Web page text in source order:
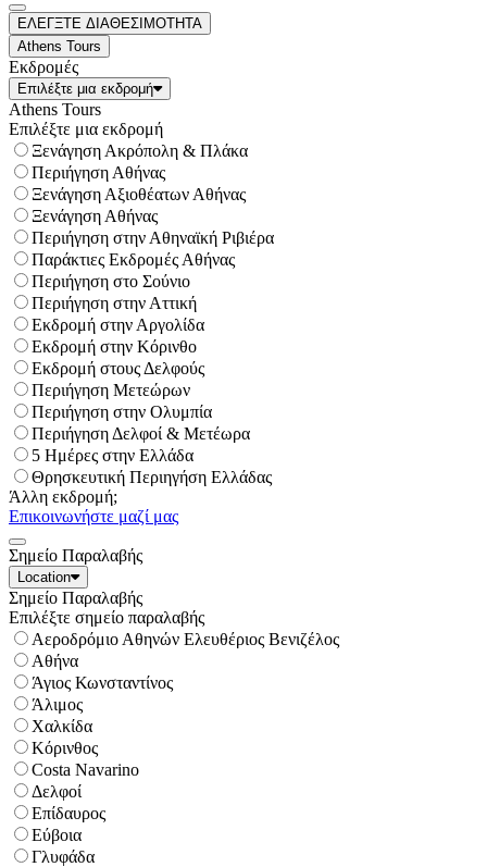
ΕΛΕΓΞΤΕ ΔΙΑΘΕΣΙΜΟΤΗΤΑ
Athens Tours
Εκδρομές
Επιλέξτε μια εκδρομή
Athens Tours
Επιλέξτε μια εκδρομή
Ξενάγηση Ακρόπολη & Πλάκα
Περιήγηση Αθήνας
Ξενάγηση Αξιοθέατων Αθήνας
Ξενάγηση Αθήνας
Περιήγηση στην Αθηναϊκή Ριβιέρα
Παράκτιες Εκδρομές Αθήνας
Περιήγηση στο Σούνιο
Περιήγηση στην Αττική
Εκδρομή στην Αργολίδα
Εκδρομή στην Κόρινθο
Εκδρομή στους Δελφούς
Περιήγηση Μετεώρων
Περιήγηση στην Ολυμπία
Περιήγηση Δελφοί & Μετέωρα
5 Ημέρες στην Ελλάδα
Θρησκευτική Περιηγήση Ελλάδας
Άλλη εκδρομή;
Επικοινωνήστε μαζί μας
Σημείο Παραλαβής
Location
Σημείο Παραλαβής
Επιλέξτε σημείο παραλαβής
Αεροδρόμιο Αθηνών Ελευθέριος Βενιζέλος
Αθήνα
Άγιος Κωνσταντίνος
Άλιμος
Χαλκίδα
Κόρινθος
Costa Navarino
Δελφοί
Επίδαυρος
Εύβοια
Γλυφάδα